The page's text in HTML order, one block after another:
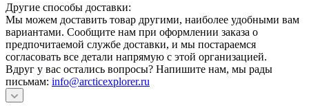
Другие способы доставки:
Мы можем доставить товар другими, наиболее удобными вам
вариантами. Сообщите нам при оформлении заказа о
предпочитаемой службе доставки, и мы постараемся
согласовать все детали напрямую с этой организацией.
Вдруг у вас остались вопросы? Напишите нам, мы рады
письмам: info@arcticexplorer.ru